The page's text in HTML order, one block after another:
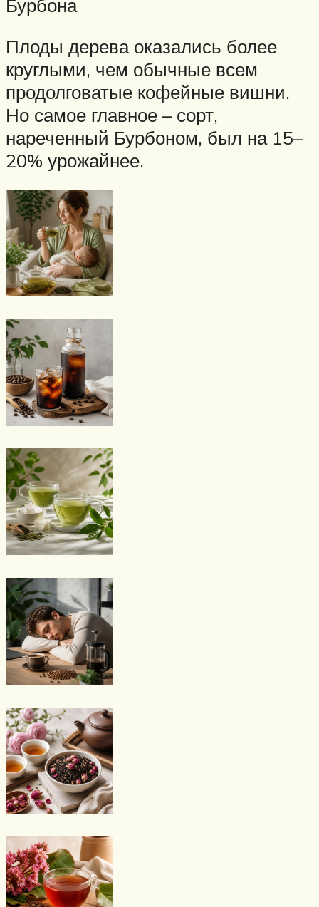
Бурбона
Плоды дерева оказались более
круглыми, чем обычные всем
продолговатые кофейные вишни.
Но самое главное – сорт,
нареченный Бурбоном, был на 15–
20% урожайнее.